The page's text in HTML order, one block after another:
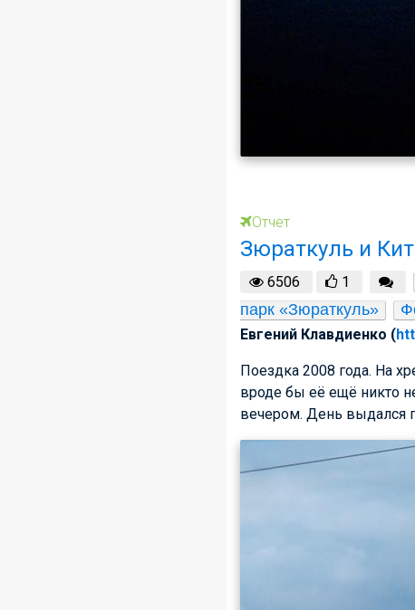
Отчет
Зюраткуль и
6506 1
парк «Зюраткуль»
Евгений Клавдиенко (
Поездка 2008 года. На
вроде бы её ещё никто
вечером. День выдался